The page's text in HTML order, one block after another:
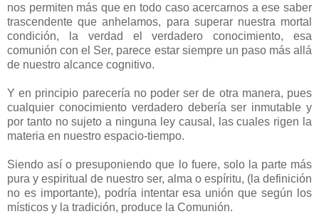
nos permiten más que en todo caso acercarnos a ese saber
trascendente que anhelamos, para superar nuestra mortal
condición, la verdad el verdadero conocimiento, esa
comunión con el Ser, parece estar siempre un paso más allá
de nuestro alcance cognitivo.
Y en principio parecería no poder ser de otra manera, pues
cualquier conocimiento verdadero debería ser inmutable y
por tanto no sujeto a ninguna ley causal, las cuales rigen la
materia en nuestro espacio-tiempo.
Siendo así o presuponiendo que lo fuere, solo la parte más
pura y espiritual de nuestro ser, alma o espíritu, (la definición
no es importante), podría intentar esa unión que según los
místicos y la tradición, produce la Comunión.